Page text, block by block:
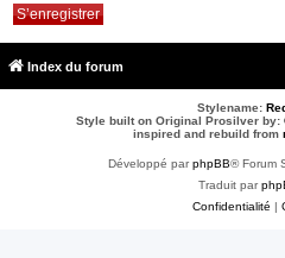
S’enregistrer
Index du forum
Stylename:
Style built on Original Prosilver by:
inspired and rebuild from
Développé parphpBB® Forum
Traduit par
Confidentialité